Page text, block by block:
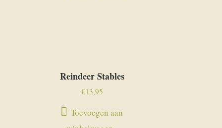
Reindeer Stables
€13,95
Toevoegen aan